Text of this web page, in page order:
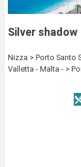
Silver shadow
Nizza > Porto Santo
Valletta - Malta - >